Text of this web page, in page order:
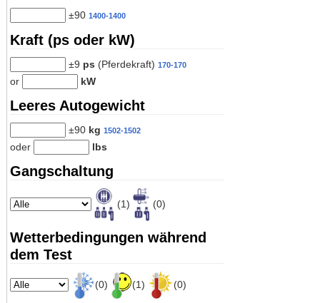
±90 1400-1400
Kraft (ps oder kW)
±9 ps (Pferdekraft) 170-170
or kW
Leeres Autogewicht
±90 kg 1502-1502
oder lbs
Gangschaltung
(1) (0)
Wetterbedingungen während
dem Test
(0) (1) (0)